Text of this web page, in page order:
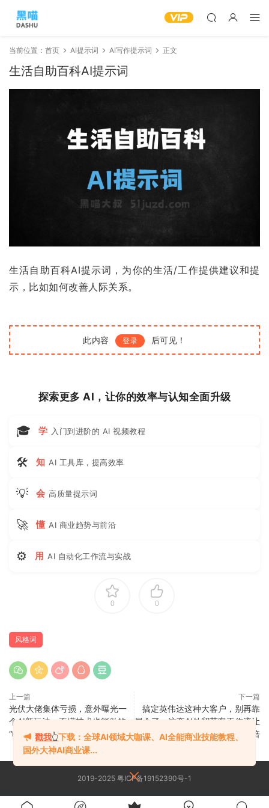
当前位置： 首页 AI提示词 AI写作提示词 正文
生活自助百科AI提示词
生活自助百科AI提示词，为你的生活/工作提供建议和提
示，比如如何改善人际关系。
此内容 登录 后可见！
探索更多 AI，让你的效率与认知全面升级
🎓 学 入门到进阶的 AI 视频教程
🛠 知 AI 工具库，提高效率
💡 会 高质量提示词
🚀 懂 AI 商业趋势与前沿
⚙ 用 AI 自动化工作流与实战
0 0
风格词
上一篇
光伏大佬集体亏损，意外曝光一
个AI新玩法：不懂技术也能做的
“电力倒爷”
下一篇
搞定英伟达这种大客户，别再靠
展会了，这套AI外贸获客工作流让
询盘翻倍
2019-2025 粤ICP备19152390号-1
戳我👆下载：全球AI领域大咖课、AI全能商业技能教程、
国外大神AI商业课...